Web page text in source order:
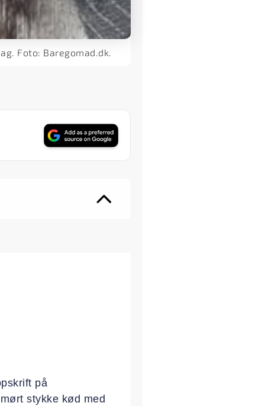
Foto: Baregomad.dk.
på
stykke kød med